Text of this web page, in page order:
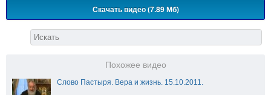
Скачать видео (7.89 Мб)
Похожее видео
Слово Пастыря. Вера и жизнь. 15.10.2011.